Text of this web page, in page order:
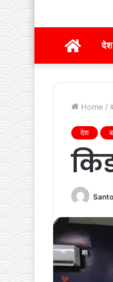
होम देश
Home /
देश